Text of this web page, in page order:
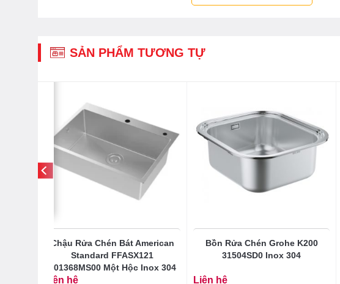
SẢN PHẨM TƯƠNG TỰ
Chậu Rửa Chén Bát American
Standard FFASX121
101368MS00 Một Hộc Inox 304
Liên hệ
Bồn Rửa Chén Grohe K200
31504SD0 Inox 304
Liên hệ